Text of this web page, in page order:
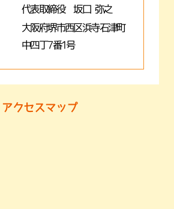
代表取締役 坂口 弥之
大阪府堺市西区浜寺石津町
中四丁7番1号
アクセスマップ